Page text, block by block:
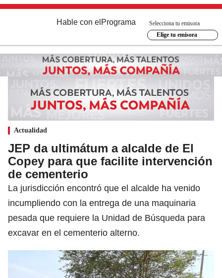
Hable con el Programa
Selecciona tu emisora
Elige tu emisora
Actualidad
JEP da ultimátum a alcalde de El
Copey para que facilite intervención
de cementerio
La jurisdicción encontró que el alcalde ha venido
incumpliendo con la entrega de una maquinaria
pesada que requiere la Unidad de Búsqueda para
excavar en el cementerio alterno.